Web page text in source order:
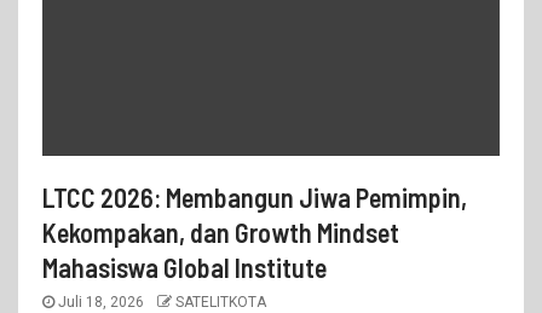
LTCC 2026: Membangun Jiwa Pemimpin,
Kekompakan, dan Growth Mindset
Mahasiswa Global Institute
Juli 18, 2026 SATELITKOTA